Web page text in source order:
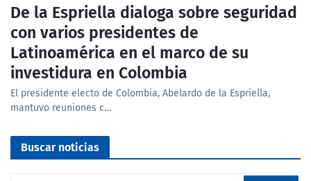
De la Espriella dialoga sobre seguridad
con varios presidentes de
Latinoamérica en el marco de su
investidura en Colombia
El presidente electo de Colombia, Abelardo de la Espriella,
mantuvo reuniones c…
Buscar noticias